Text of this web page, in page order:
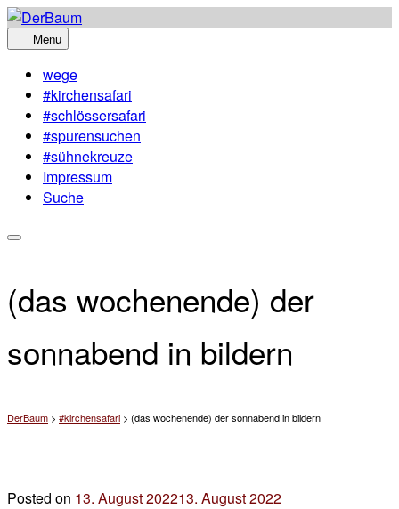
Skip
to
Menu
wege
#kirchensafari
#schlössersafari
#spurensuchen
#sühnekreuze
Impressum
Suche
(das wochenende) der
sonnabend in bildern
DerBaum > #kirchensafari > (das wochenende) der sonnabend in bildern
Posted on 13. August 202213. August 2022